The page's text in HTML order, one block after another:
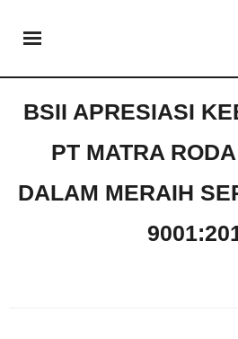
BSII APRESIASI
PT MATRA
DALAM MERAIH